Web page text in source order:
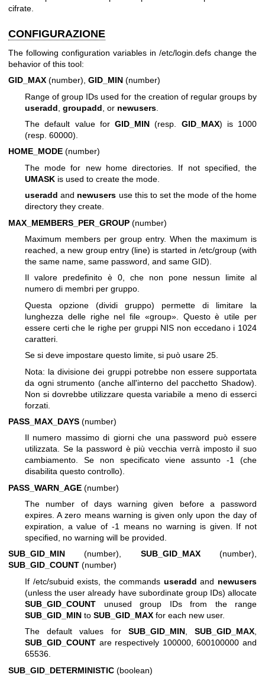
cifrate.
CONFIGURAZIONE
The following configuration variables in /etc/login.defs change the
behavior of this tool:
GID_MAX (number), GID_MIN (number)
Range of group IDs used for the creation of regular groups by
useradd groupadd , or newusers
The default value for GID_MIN (resp. GID_MAX) is 1000
(resp. 60000).
HOME_MODE (number)
The mode for new home directories. If not specified, the
UMASK is used to create the mode.
useradd and newusers use this to set the mode of the home
directory they create.
MAX_MEMBERS_PER_GROUP (number)
Maximum members per group entry. When the maximum is
reached, a new group entry (line) is started in /etc/group (with
the same name, same password, and same GID).
Il valore predefinito è 0, che non pone nessun limite al
numero di membri per gruppo.
Questa opzione (dividi gruppo) permette di limitare la
lunghezza delle righe nel file «group». Questo è utile per
essere certi che le righe per gruppi NIS non eccedano i 1024
caratteri.
Se si deve impostare questo limite, si può usare 25.
Nota: la divisione dei gruppi potrebbe non essere supportata
da ogni strumento (anche all'interno del pacchetto Shadow).
Non si dovrebbe utilizzare questa variabile a meno di esserci
forzati.
PASS_MAX_DAYS (number)
Il numero massimo di giorni che una password può essere
utilizzata. Se la password è più vecchia verrà imposto il suo
cambiamento. Se non specificato viene assunto -1 (che
disabilita questo controllo).
PASS_WARN_AGE (number)
The number of days warning given before a password
expires. A zero means warning is given only upon the day of
expiration, a value of -1 means no warning is given. If not
specified, no warning will be provided.
SUB_GID_MIN (number), SUB_GID_MAX(number),
SUB_GID_COUNT (number)
If /etc/subuid exists, the commands useradd and newusers
(unless the user already have subordinate group IDs) allocate
SUB_GID_COUNT unused group IDs from the range
SUB_GID_MIN to SUB_GID_MAX for each new user.
The default values for SUB_GID_MIN,SUB_GID_MAX,
SUB_GID_COUNT are respectively 100000, 600100000 and
65536.
SUB_GID_DETERMINISTIC (boolean)